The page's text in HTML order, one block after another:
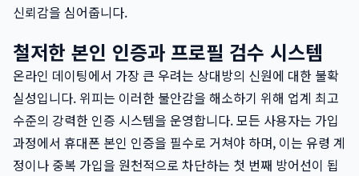
신뢰감을 심어줍니다.
철저한 본인 인증과 프로필 검수 시스템
온라인 데이팅에서 가장 큰 우려는 상대방의 신원에 대한 불확
실성입니다. 위피는 이러한 불안감을 해소하기 위해 업계 최고
수준의 강력한 인증 시스템을 운영합니다. 모든 사용자는 가입
과정에서 휴대폰 본인 인증을 필수로 거쳐야 하며, 이는 유령 계
정이나 중복 가입을 원천적으로 차단하는 첫 번째 방어선이 됩